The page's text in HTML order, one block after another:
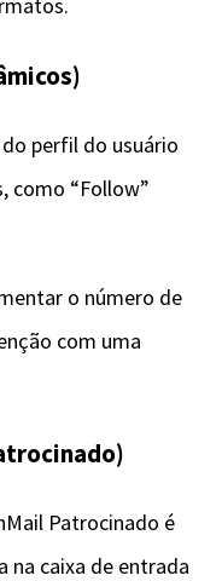
perfil do usuário
como “Follow”
o número de
com uma
Patrocinado é
na caixa de entrada